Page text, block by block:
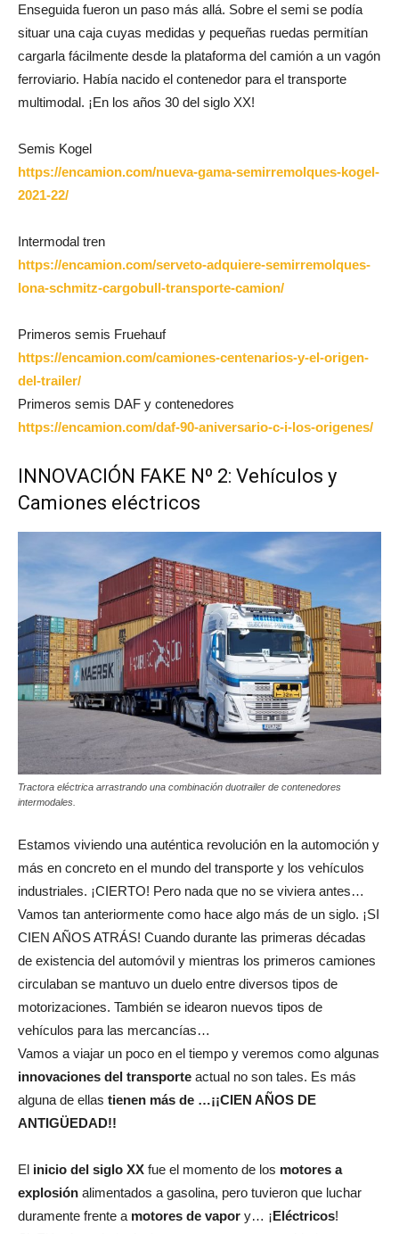
Enseguida fueron un paso más allá. Sobre el semi se podía
situar una caja cuyas medidas y pequeñas ruedas permitían
cargarla fácilmente desde la plataforma del camión a un vagón
ferroviario. Había nacido el contenedor para el transporte
multimodal. ¡En los años 30 del siglo XX!
Semis Kogel
https://encamion.com/nueva-gama-semirremolques-kogel-
2021-22/
Intermodal tren
https://encamion.com/serveto-adquiere-semirremolques-
lona-schmitz-cargobull-transporte-camion/
Primeros semis Fruehauf
https://encamion.com/camiones-centenarios-y-el-origen-
del-trailer/
Primeros semis DAF y contenedores
https://encamion.com/daf-90-aniversario-c-i-los-origenes/
INNOVACIÓN FAKE Nº 2: Vehículos y
Camiones eléctricos
Tractora eléctrica arrastrando una combinación duotrailer de contenedores
intermodales.
Estamos viviendo una auténtica revolución en la automoción y
más en concreto en el mundo del transporte y los vehículos
industriales. ¡CIERTO! Pero nada que no se viviera antes…
Vamos tan anteriormente como hace algo más de un siglo. ¡SI
CIEN AÑOS ATRÁS! Cuando durante las primeras décadas
de existencia del automóvil y mientras los primeros camiones
circulaban se mantuvo un duelo entre diversos tipos de
motorizaciones. También se idearon nuevos tipos de
vehículos para las mercancías…
Vamos a viajar un poco en el tiempo y veremos como algunas
innovaciones del transporte actual no son tales. Es más
alguna de ellas tienen más de …¡¡CIEN AÑOS DE
ANTIGÜEDAD!!
El inicio del siglo XX fue el momento de los motores a
explosión alimentados a gasolina, pero tuvieron que luchar
duramente frente a motores de vapor y… ¡Eléctricos!